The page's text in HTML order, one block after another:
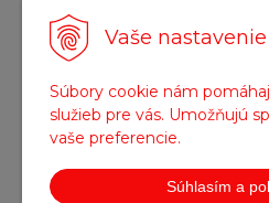
Vaše
Súbory cookie nám
služieb pre vás. Umožňujú
vaše preferencie.
Súhlasím a